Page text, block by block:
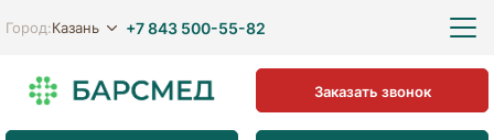
Город:Казань +7 843 500-55-82
Заказать звонок